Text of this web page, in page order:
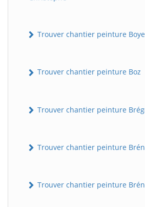
Trouver chantier peinture
Trouver chantier peinture Boz
Trouver chantier peinture
Trouver chantier peinture
Trouver chantier peinture